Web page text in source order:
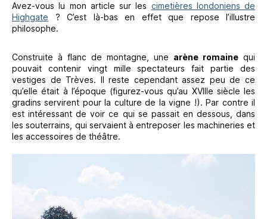
Avez-vous lu mon article sur les cimetières londoniens de
Highgate ? C’est là-bas en effet que repose l’illustre
philosophe.
Construite à flanc de montagne, une arène romaine qui
pouvait contenir vingt mille spectateurs fait partie des
vestiges de Trèves. Il reste cependant assez peu de ce
qu’elle était à l’époque (figurez-vous qu’au XVIIIe siècle les
gradins servirent pour la culture de la vigne !). Par contre il
est intéressant de voir ce qui se passait en dessous, dans
les souterrains, qui servaient à entreposer les machineries et
les accessoires de théâtre.